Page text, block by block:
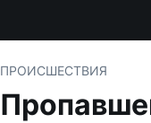
ПРОИСШЕСТВИЯ